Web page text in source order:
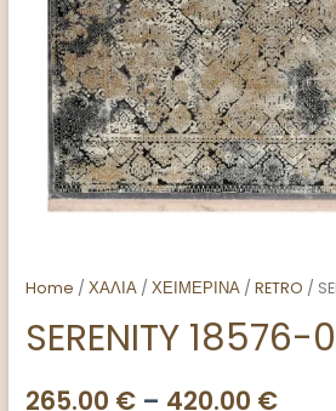
Home /ΧΑΛΙΑ /ΧΕΙΜΕΡΙΝΑ /RETRO /
SERENITY 18576-
265.00 € – 420.00 €